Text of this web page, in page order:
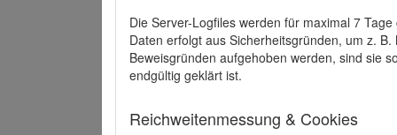
Die Server-Logfiles werden für maximal 7
Daten erfolgt aus Sicherheitsgründen, um z.
Beweisgründen aufgehoben werden, sind sie
endgültig geklärt ist.
Reichweitenmessung & Cookies